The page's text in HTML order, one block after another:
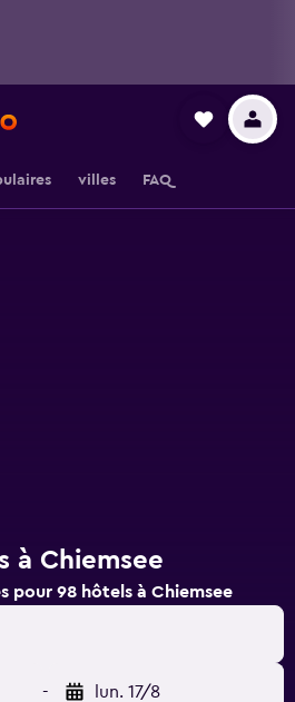
villes FAQ
à Chiemsee
pour 98 hôtels à Chiemsee
- lun. 17/8